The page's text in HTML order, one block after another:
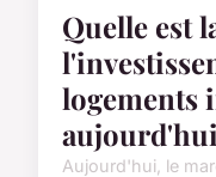
Quelle est
logements
Aujourd'hui, le